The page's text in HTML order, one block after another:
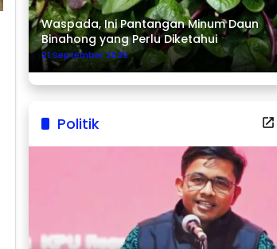
Waspada, Ini Pantangan Minum Daun
Binahong yang Perlu Diketahui
21 September 2025
Politik